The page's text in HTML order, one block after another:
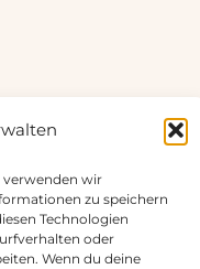
verwenden wir
zu speichern
Technologien
oder
Wenn du deine